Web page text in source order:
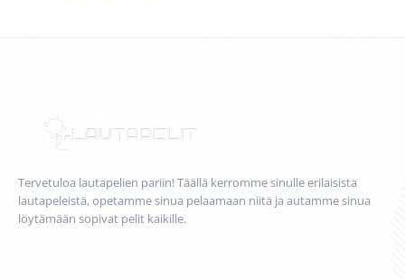
Tervetuloa lautapelien pariin! Täällä kerromme sinulle erilaisista
lautapeleistä, opetamme sinua pelaamaan niitä ja autamme sinua
löytämään sopivat pelit kaikille.